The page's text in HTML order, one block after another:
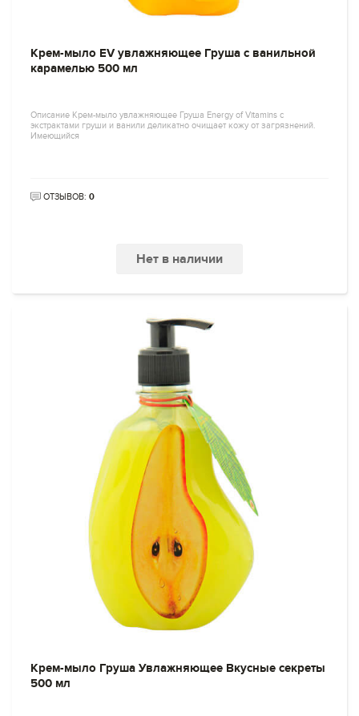
Крем-мыло EV увлажняющее Груша с ванильной
карамелью 500 мл
Описание Крем-мыло увлажняющее Груша Energy of Vitamins с
экстрактами груши и ванили деликатно очищает кожу от загрязнений.
Имеющийся
ОТЗЫВОВ: 0
Нет в наличии
Крем-мыло Груша Увлажняющее Вкусные секреты
500 мл